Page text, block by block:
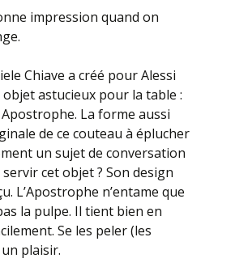
impression quand on
Chiave a créé pour Alessi
astucieux pour la table :
La forme aussi
de ce couteau à éplucher
un sujet de conversation
cet objet ? Son design
L’Apostrophe n’entame que
la pulpe. Il tient bien en
Se les peler (les
plaisir.